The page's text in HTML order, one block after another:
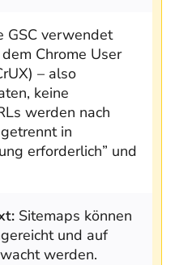
GSC verwendet
Chrome User
– also
keine
werden nach
in
erforderlich” und
Sitemaps können
und auf
werden.